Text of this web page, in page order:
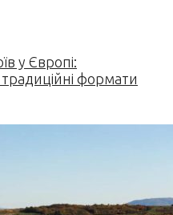
у Європі:
традиційні формати